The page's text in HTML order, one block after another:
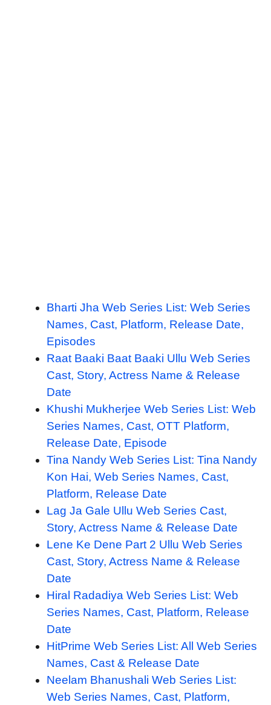
Bharti Jha Web Series List: Web Series
Names, Cast, Platform, Release Date,
Episodes
Raat Baaki Baat Baaki Ullu Web Series
Cast, Story, Actress Name & Release
Date
Khushi Mukherjee Web Series List: Web
Series Names, Cast, OTT Platform,
Release Date, Episode
Tina Nandy Web Series List: Tina Nandy
Kon Hai, Web Series Names, Cast,
Platform, Release Date
Lag Ja Gale Ullu Web Series Cast,
Story, Actress Name & Release Date
Lene Ke Dene Part 2 Ullu Web Series
Cast, Story, Actress Name & Release
Date
Hiral Radadiya Web Series List: Web
Series Names, Cast, Platform, Release
Date
HitPrime Web Series List: All Web Series
Names, Cast & Release Date
Neelam Bhanushali Web Series List:
Web Series Names, Cast, Platform,